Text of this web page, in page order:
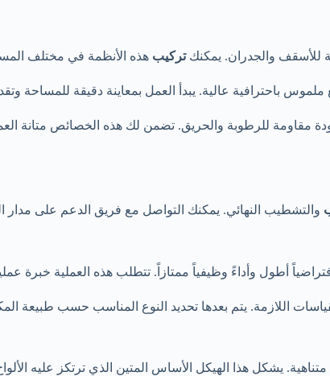
للأسقف والجدران. يمكنكتركيب هذه الأنظمة في مختلف
باحترافية عالية. يبدأ العمل بمعاينة دقيقة للمساحة
مقاومة للرطوبة والحريق. تضمن لك هذه الخصائص متانة
والتشطيب النهائي. يمكنك التواصل مع فريق الدعم على
أطول وأداءً وظيفياً ممتازاً. تتطلب هذه العملية خبرة
اللازمة. يتم بعدها تحديد النوع المناسب حسب طبيعة
يشكل هذا الهيكل الأساس المتين الذي ترتكز عليه